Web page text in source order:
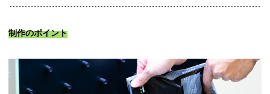
制作のポイント